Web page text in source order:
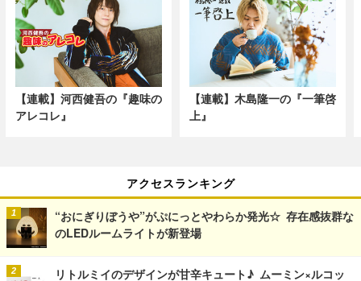
【連載】河西健吾の『趣味の
アレコレ』
【連載】木島隆一の『一筆啓
上』
アクセスランキング
“おにぎりぼうや”がぷにっとやわらか発光☆ 存在感抜群な
のLEDルームライトが新登場
リトルミイのデザインが甘辛キュート♪ ムーミン×ルコッ